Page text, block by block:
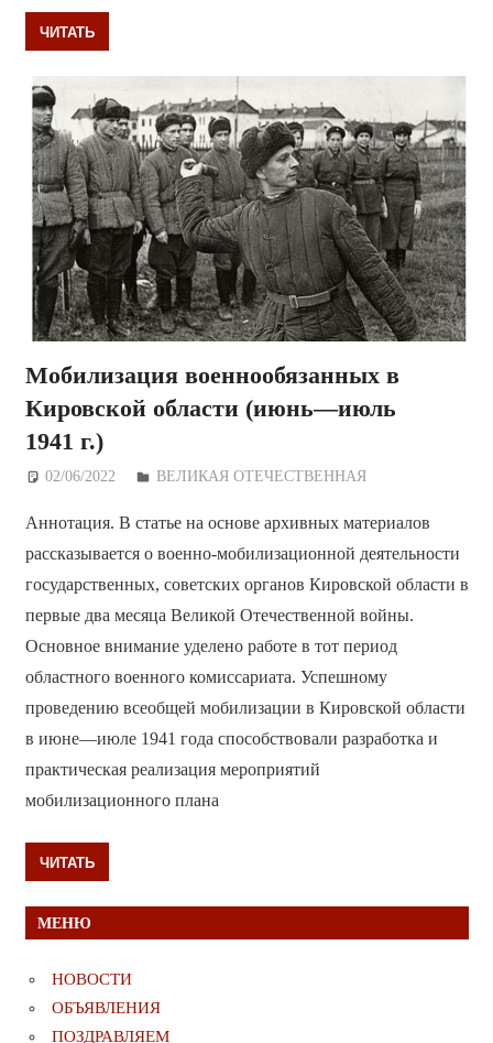
ЧИТАТЬ
Мобилизация военнообязанных в
Кировской области (июнь—июль
1941 г.)
02/06/2022 Дежурный по Редакции
ВЕЛИКАЯ ОТЕЧЕСТВЕННАЯ
Аннотация. В статье на основе архивных материалов
рассказывается о военно-мобилизационной деятельности
государственных, советских органов Кировской области в
первые два месяца Великой Отечественной войны.
Основное внимание уделено работе в тот период
областного военного комиссариата. Успешному
проведению всеобщей мобилизации в Кировской области
в июне—июле 1941 года способствовали разработка и
практическая реализация мероприятий
мобилизационного плана
ЧИТАТЬ
МЕНЮ
НОВОСТИ
ОБЪЯВЛЕНИЯ
ПОЗДРАВЛЯЕМ